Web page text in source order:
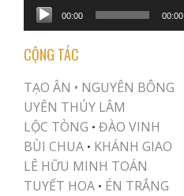
Audio
Player
00:00 00:00
CỘNG TÁC
TẠO ÂN • NGUYÊN BÔNG
UYÊN THÚY LÂM
LỘC TÒNG • ĐÀO VINH
BÙI CHUA • KHÁNH GIAO
LÊ HỮU MINH TOÁN
TUYẾT HOA • ÉN TRẮNG